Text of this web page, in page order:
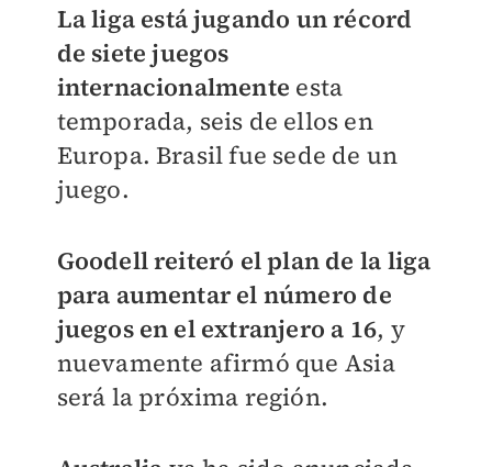
La liga está jugando un récord
de siete juegos
internacionalmente esta
temporada, seis de ellos en
Europa. Brasil fue sede de un
juego.
Goodell reiteró el plan de la liga
para aumentar el número de
juegos en el extranjero a 16, y
nuevamente afirmó que Asia
será la próxima región.